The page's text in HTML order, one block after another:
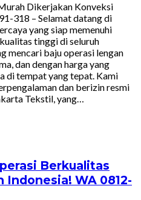
Dikerjakan Konveksi
318 – Selamat datang di
yang siap memenuhi
tinggi di seluruh
mencari baju operasi lengan
dan dengan harga yang
di tempat yang tepat. Kami
dan berizin resmi
Tekstil, yang…
Berkualitas
Indonesia! WA 0812-